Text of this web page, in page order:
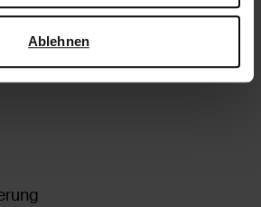
auf derSeite zur geschäftlichen
Ablehnen